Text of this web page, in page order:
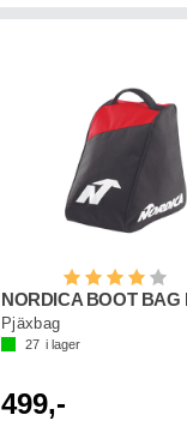
Betyg:
Pjäxbag
27 i lager
499,-